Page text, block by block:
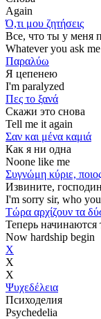
Again
Ό,τι μου ζητήσεις
Все, что ты у меня
Whatever you ask me
Παραλύω
Я цепенею
I'm paralyzed
Πες το ξανά
Скажи это снова
Tell me it again
Σαν και μένα καμιά
Как я ни одна
Noone like me
Συγνώμη κύριε,
Извините,
I'm sorry sir, who
Τώρα αρχίζουν τα
Теперь начинаются
Now hardship begin
Χ
Х
X
Ψυχεδέλεια
Психоделия
Psychedelia